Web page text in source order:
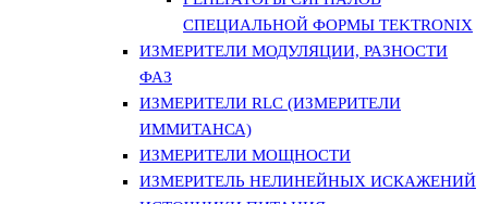
СПЕЦИАЛЬНОЙ ФОРМЫ TEKTRONIX
ИЗМЕРИТЕЛИ МОДУЛЯЦИИ, РАЗНОСТИ
ФАЗ
ИЗМЕРИТЕЛИ RLC (ИЗМЕРИТЕЛИ
ИММИТАНСА)
ИЗМЕРИТЕЛИ МОЩНОСТИ
ИЗМЕРИТЕЛЬ НЕЛИНЕЙНЫХ ИСКАЖЕНИЙ